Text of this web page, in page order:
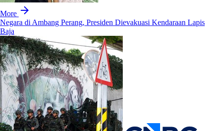
More
Negara di Ambang Perang, Presiden Dievakuasi Kendaraan Lapis
Baja